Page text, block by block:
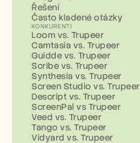
Řešení
Často kladené otázky
KONKURENTI
Loom vs. Trupeer
Camtasia vs. Trupeer
Guidde vs. Trupeer
Scribe vs. Trupeer
Synthesia vs. Trupeer
Screen Studio vs. Trupeer
Descript vs. Trupeer
ScreenPal vs Trupeer
Veed vs. Trupeer
Tango vs. Trupeer
Vidyard vs. Trupeer